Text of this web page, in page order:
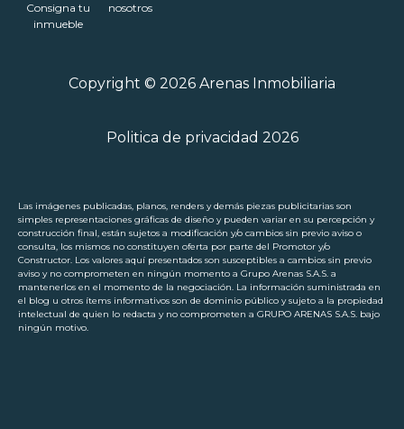
Consigna tu
inmueble
nosotros
Copyright © 2026 Arenas Inmobiliaria
Politica de privacidad 2026
Las imágenes publicadas, planos, renders y demás piezas publicitarias son
simples representaciones gráficas de diseño y pueden variar en su percepción y
construcción final, están sujetos a modificación y/o cambios sin previo aviso o
consulta, los mismos no constituyen oferta por parte del Promotor y/o
Constructor. Los valores aquí presentados son susceptibles a cambios sin previo
aviso y no comprometen en ningún momento a Grupo Arenas S.A.S. a
mantenerlos en el momento de la negociación. La información suministrada en
el blog u otros ítems informativos son de dominio público y sujeto a la propiedad
intelectual de quien lo redacta y no comprometen a GRUPO ARENAS S.A.S. bajo
ningún motivo.